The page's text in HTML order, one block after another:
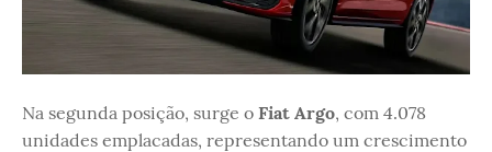
Na segunda posição, surge o Fiat Argo, com 4.078
unidades emplacadas, representando um crescimento